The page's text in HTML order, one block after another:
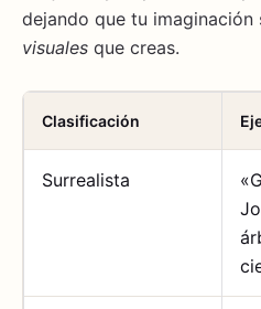
dejando que tu imaginación
visuales que creas.
Clasificación
Surrealista